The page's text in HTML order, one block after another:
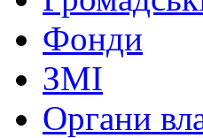
Фонди
ЗМІ
Органи